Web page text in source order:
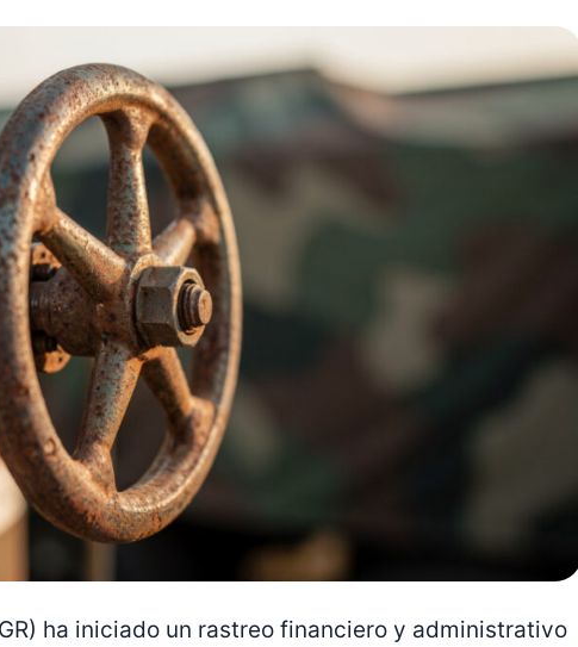
ha iniciado un rastreo financiero y administrativo